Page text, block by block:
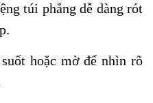
túi phẳng dễ dàng rót
hoặc mờ để nhìn rõ